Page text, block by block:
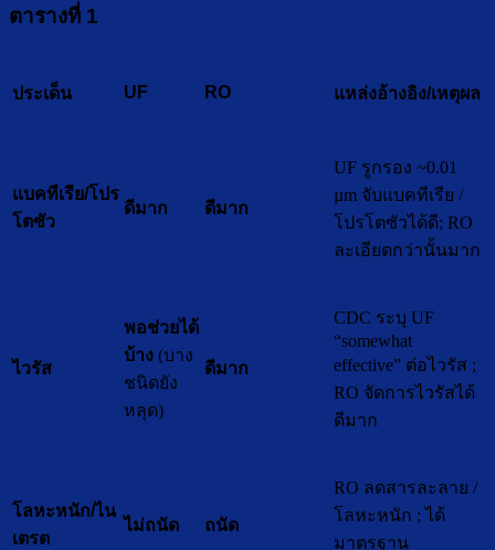
ตารางที่ 1
ประเด็น UF RO แหล่งอ้างอิง/เหตุผล
แบคทีเรีย/โปร
โตซัว
ดีมาก ดีมาก
UF รูกรอง ~0.01
µm จับแบคทีเรีย /
โปรโตซัวได้ดี; RO
ละเอียดกว่านั้นมาก
ไวรัส
พอช่วยได้
บ้าง (บาง
ชนิดยัง
หลุด)
ดีมาก
CDC ระบุ UF
“somewhat
effective” ต่อไวรัส ;
RO จัดการไวรัสได้
ดีมาก
โลหะหนัก/ไน
เตรต
ไม่ถนัด ถนัด
RO ลดสารละลาย /
โลหะหนัก ; ได้
มาตรฐาน